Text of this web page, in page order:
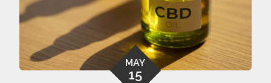
MAY
15